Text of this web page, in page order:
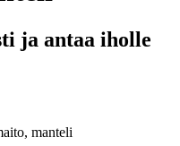
ja antaa iholle
manteli